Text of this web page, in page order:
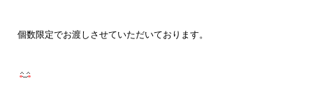
個数限定でお渡しさせていただいております。